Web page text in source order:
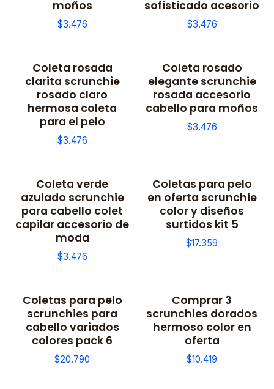
moños
$3.476
sofisticado acesorio
$3.476
Coleta rosada
clarita scrunchie
rosado claro
hermosa coleta
para el pelo
$3.476
Coleta rosado
elegante scrunchie
rosada accesorio
cabello para moños
$3.476
Coleta verde
azulado scrunchie
para cabello colet
capilar accesorio de
moda
$3.476
Coletas para pelo
en oferta scrunchie
color y diseños
surtidos kit 5
$17.359
Coletas para pelo
scrunchies para
cabello variados
colores pack 6
$20.790
Comprar 3
scrunchies dorados
hermoso color en
oferta
$10.419